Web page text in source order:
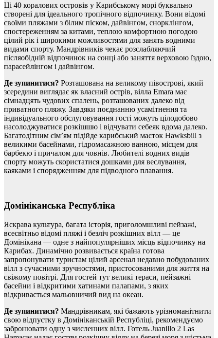
Ці 40 коралових островів у Карибському морі буквально
створені для ідеального тропічного відпочинку. Вони відомі
своїми пляжами з білим піском, дайвінгом, снорклінгом,
спостереженням за китами, теплою комфортною погодою
цілий рік і широкими можливостями для занять водними
видами спорту. Мандрівників чекає розслабляючий
післяобідній відпочинок на сонці або заняття верховою їздою,
парасейлінгом і дайвінгом.
Де зупинитися? Розташована на великому півострові, який
зсередини виглядає як власний острів, вілла Emara має
сімнадцять чудових спалень, розташованих далеко від
приватного пляжу. Завдяки поєднанню усамітнення та
індивідуального обслуговування гості можуть цілодобово
насолоджуватися розкішшю і відчувати себеяк вдома далеко.
Багатодітним сім’ям підійде карибський маєток Hawksbill з
великими басейнами, гідромасажною ванною, місцем для
барбекю і причалом для човнів. Любителі водних видів
спорту можуть скористатися дошками для веслування,
каяками і спорядженням для підводного плавання.
Домініканська Республіка
Яскрава культура, багата історія, приголомшливі пейзажі,
всесвітньо відомі пляжі і безліч розкішних вілл — це
Домінікана — одне з найпопулярніших місць відпочинку на
Карибах. Динамічно розвивається країна готова
запропонувати туристам цілий арсенал недавно побудованих
вілл з сучасними зручностями, пристосованими для життя на
свіжому повітрі. Для гостей тут великі тераси, пейзажні
басейни і відкритими хатинами палапами, з яких
відкривається мальовничий вид на океан.
Де зупинитися? Мандрівникам, які бажають урізноманітнити
свою відпустку в Домініканській Республіці, рекомендуємо
забронювати одну з численних вілл. Готель Juanillo 2 Las